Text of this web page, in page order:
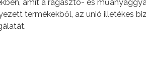
amit a ragasztó- és
termékekből, az unió illetékes